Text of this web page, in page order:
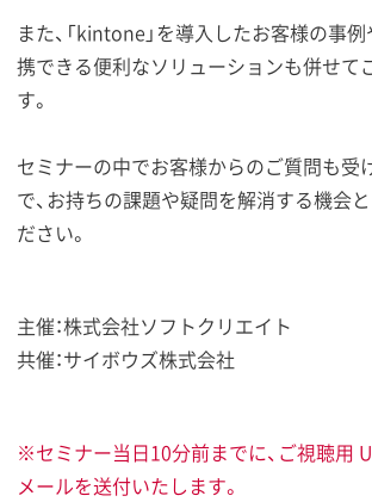
また、「kintone」を導入したお客様の事
携できる便利なソリューションも併せて
す。
セミナーの中でお客様からのご質問も受
で、お持ちの課題や疑問を解消する機会
ださい。
主催：株式会社ソフトクリエイト
共催：サイボウズ株式会社
※セミナー当日10分前までに、ご視聴用
メールを送付いたします。